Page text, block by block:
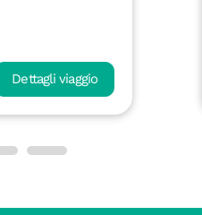
Dettagli viaggio